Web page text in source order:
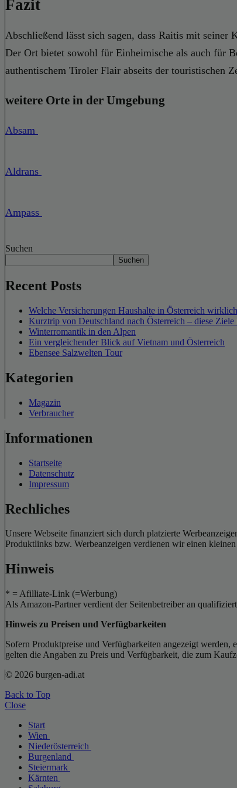
Fazit
Abschließend lässt sich sagen, dass Raitis mit
Der Ort bietet sowohl für Einheimische als auch für
authentischem Tiroler Flair abseits der touristischen
weitere Orte in der Umgebung
Absam
Aldrans
Ampass
Suchen
Suchen
Recent Posts
Welche Versicherungen Haushalte in Österreich
Kurztrip von Deutschland nach Österreich – diese Ziele
Winterromantik in den Alpen
Ein vergleichender Blick auf Vietnam und Österreich
Ebensee Salzwelten Tour
Kategorien
Magazin
Verbraucher
Informationen
Startseite
Datenschutz
Impressum
Rechliches
Unsere Webseite finanziert sich durch platzierte
Produktlinks bzw. Werbeanzeigen verdienen wir einen
Hinweis
* = Afilliate-Link (=Werbung)
Als Amazon-Partner verdient der Seitenbetreiber an
Hinweis zu Preisen und Verfügbarkeiten
Sofern Produktpreise und Verfügbarkeiten angezeigt
gelten die Angaben zu Preis und Verfügbarkeit, die zum
© 2026 burgen-adi.at
Back to Top
Close
Start
Wien
Niederösterreich
Burgenland
Steiermark
Kärnten